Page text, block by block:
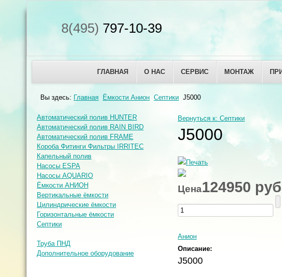
8(495) 797-10-39
ГЛАВНАЯ О НАС СЕРВИС МОНТАЖ
Вы здесь: Главная Ёмкости Анион Септики J5000
Автоматический полив HUNTER
Автоматический полив RAIN BIRD
Автоматический полив FRAME
Короба Фитинги Фильтры IRRITEC
Капельный полив
Насосы ESPA
Насосы AQUARIO
Ёмкости АНИОН
Вертикальные ёмкости
Цилиндрические ёмкости
Горизонтальные ёмкости
Септики
Труба ПНД
Дополнительное оборудование
Вернуться к: Септики
J5000
Цена124950 руб
Анион
Описание:
J5000